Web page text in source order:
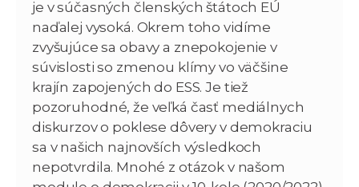
je v súčasných členských štátoch EÚ
naďalej vysoká. Okrem toho vidíme
zvyšujúce sa obavy a znepokojenie v
súvislosti so zmenou klímy vo väčšine
krajín zapojených do ESS. Je tiež
pozoruhodné, že veľká časť mediálnych
diskurzov o poklese dôvery v demokraciu
sa v našich najnovších výsledkoch
nepotvrdila. Mnohé z otázok v našom